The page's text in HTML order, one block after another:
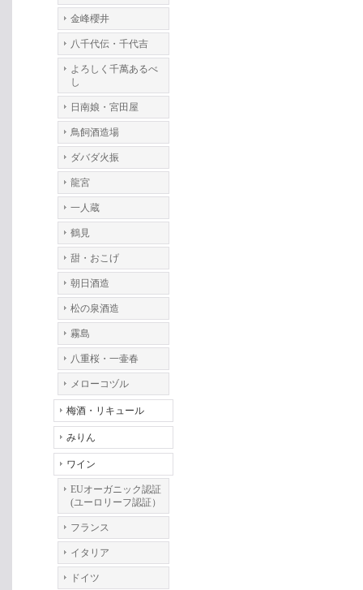
金峰櫻井
八千代伝・千代吉
よろしく千萬あるべ
し
日南娘・宮田屋
鳥飼酒造場
ダバダ火振
龍宮
一人蔵
鶴見
甜・おこげ
朝日酒造
松の泉酒造
霧島
八重桜・一壷春
メローコヅル
梅酒・リキュール
みりん
ワイン
EUオーガニック認証
(ユーロリーフ認証）
フランス
イタリア
ドイツ